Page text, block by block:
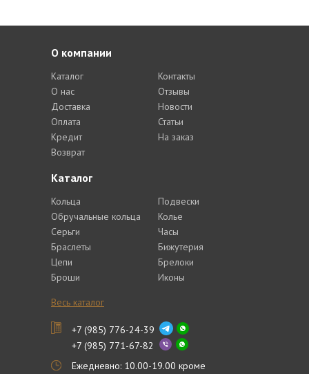
Каталог
Кольца
Обручальные кольца
Серьги
Браслеты
Цепи
Броши
Подвески
Колье
Часы
Бижутерия
Брелоки
Иконы
Весь каталог
О компании
Каталог
О нас
Доставка
Оплата
Кредит
Возврат
Контакты
Отзывы
Новости
Статьи
На заказ
+7 (985) 776-24-39
+7 (985) 771-67-82
Ежедневно: 10.00-19.00 кроме